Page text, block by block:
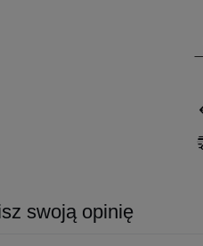
swoją opinię